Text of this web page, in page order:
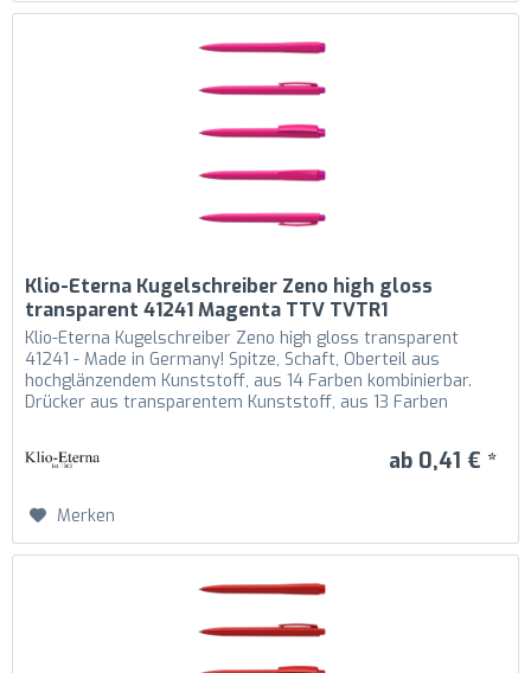
Klio-Eterna Kugelschreiber Zeno high gloss
transparent 41241 Magenta TTV TVTR1
Klio-Eterna Kugelschreiber Zeno high gloss transparent
41241 - Made in Germany! Spitze, Schaft, Oberteil aus
hochglänzendem Kunststoff, aus 14 Farben kombinierbar.
Drücker aus transparentem Kunststoff, aus 13 Farben
ab 0,41 € *
Merken